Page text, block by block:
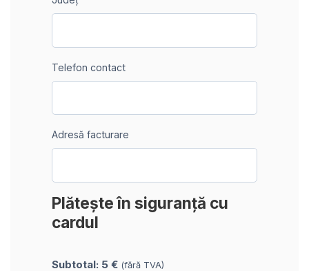
Telefon contact
Adresă facturare
Plătește în siguranță cu
cardul
Subtotal: 5 € (fără TVA)